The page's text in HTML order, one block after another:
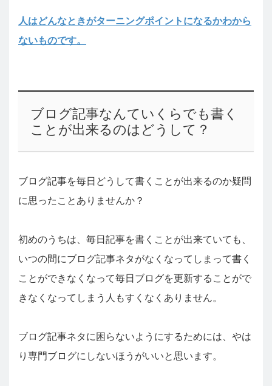
人はどんなときがターニングポイントになるかわから
ないものです。
ブログ記事なんていくらでも書く
ことが出来るのはどうして？
ブログ記事を毎日どうして書くことが出来るのか疑問
に思ったことありませんか？
初めのうちは、毎日記事を書くことが出来ていても、
いつの間にブログ記事ネタがなくなってしまって書く
ことができなくなって毎日ブログを更新することがで
きなくなってしまう人もすくなくありません。
ブログ記事ネタに困らないようにするためには、やは
り専門ブログにしないほうがいいと思います。